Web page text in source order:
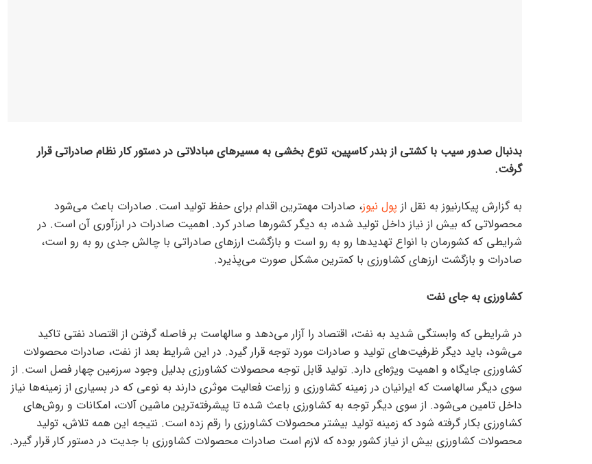
بدنبال صدور سیب با کشتی از بندر کاسپین، تنوع بخشی به مسیر‌های مبادلاتی در دستور کار نظام صادراتی قرار
گرفت.
به گزارش پیکارنیوز به نقل از پول نیوز، صادرات مهمترین اقدام برای حفظ تولید است. صادرات باعث می‌شود
محصولاتی که بیش از نیاز داخل تولید شده، به دیگر کشور‌ها صادر کرد. اهمیت صادرات در ارزآوری آن است. در
شرایطی که کشورمان با انواع تهدید‌ها رو به رو است و بازگشت ارز‌های صادراتی با چالش جدی رو به رو است،
صادرات و بازگشت ارز‌های کشاورزی با کمترین مشکل صورت می‌پذیرد.
کشاورزی به جای نفت
در شرایطی که وابستگی شدید به نفت، اقتصاد را آزار می‌دهد و سالهاست بر فاصله گرفتن از اقتصاد نفتی تاکید
می‌شود، باید دیگر ظرفیت‌های تولید و صادرات مورد توجه قرار گیرد. در این شرایط بعد از نفت، صادرات محصولات
کشاورزی جایگاه و اهمیت ویژه‌ای دارد. تولید قابل توجه محصولات کشاورزی بدلیل وجود سرزمین چهار فصل است. از
سوی دیگر سالهاست که ایرانیان در زمینه کشاورزی و زراعت فعالیت موثری دارند به نوعی که در بسیاری از زمینه‌ها نیاز
داخل تامین می‌شود. از سوی دیگر توجه به کشاورزی باعث شده تا پیشرفته‌ترین ماشین آلات، امکانات و روش‌های
کشاورزی بکار گرفته شود که زمینه تولید بیشتر محصولات کشاورزی را رقم زده است. نتیجه این همه تلاش، تولید
محصولات کشاورزی بیش از نیاز کشور بوده که لازم است صادرات محصولات کشاورزی با جدیت در دستور کار قرار گیرد.